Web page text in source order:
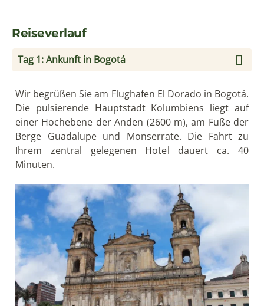
Reiseverlauf
Tag 1: Ankunft in Bogotá
Wir begrüßen Sie am Flughafen El Dorado in Bogotá.
Die pulsierende Hauptstadt Kolumbiens liegt auf
einer Hochebene der Anden (2600 m), am Fuße der
Berge Guadalupe und Monserrate. Die Fahrt zu
Ihrem zentral gelegenen Hotel dauert ca. 40
Minuten.